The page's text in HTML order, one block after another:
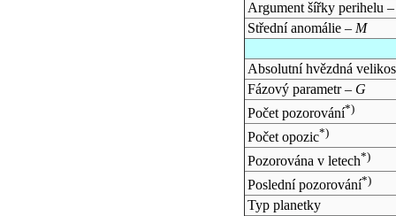
Argument šířky perihelu
Střední anomálie – M
Absolutní hvězdná
Fázový parametr – G
Počet pozorování*)
Počet opozic*)
Pozorována v letech*)
Poslední pozorování*)
Typ planetky